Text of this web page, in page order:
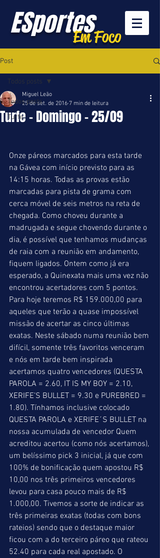
ESportesEm Foco
Post
Todos posts
Turfe
Todos posts
Turfe - Domingo - 25/09
Miguel Leão
25 de set. de 2016 7 min de leitura
Onze páreos marcados para esta tarde
na Gávea com início previsto para as
14:15 horas. Todas as provas estão
marcadas para pista de grama com
cerca móvel de seis metros na reta de
chegada. Como choveu durante a
madrugada e segue chovendo durante o
dia, é possível que tenhamos mudanças
de raia com a reunião em andamento,
fiquem ligados. Ontem como já era
esperado, a Quinexata mais uma vez não
encontrou acertadores com 5 pontos.
Para hoje teremos R$ 159.000,00 para
aqueles que terão a quase impossível
missão de acertar as cinco últimas
exatas. Neste sábado numa reunião bem
difícil, somente três favoritos venceram
e nós em tarde bem inspirada
acertamos quatro vencedores (QUESTA
PAROLA = 2.60, IT IS MY BOY = 2.10,
XERIFE’S BULLET = 9.30 e PUREBRED =
1.80). Tínhamos inclusive colocado
QUESTA PAROLA e XERIFE´S BULLET na
nossa acumulada de vencedor Quem
acreditou acertou (como nós acertamos),
um belíssimo pick 3 inicial, já que com
100% de bonificação quem apostou R$
10,00 nos três primeiros vencedores
levou para casa pouco mais de R$
1.000,00. Tivemos a sorte de indicar as
três primeiras exatas (todas com bons
rateios) sendo que o destaque maior
ficou com a do terceiro páreo que rateou
52.40 para cada real apostado. O